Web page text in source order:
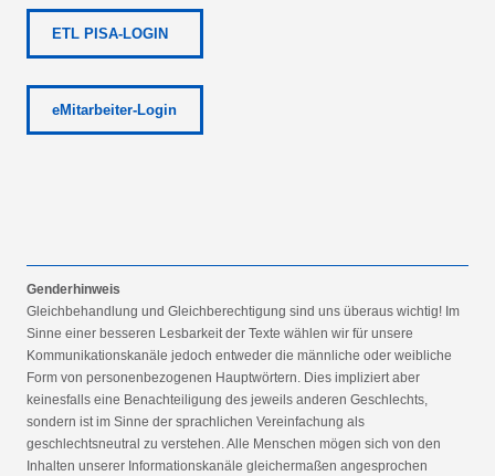
ETL PISA-LOGIN
eMitarbeiter-Login
Genderhinweis
Gleichbehandlung und Gleichberechtigung sind uns überaus wichtig! Im
Sinne einer besseren Lesbarkeit der Texte wählen wir für unsere
Kommunikationskanäle jedoch entweder die männliche oder weibliche
Form von personenbezogenen Hauptwörtern. Dies impliziert aber
keinesfalls eine Benachteiligung des jeweils anderen Geschlechts,
sondern ist im Sinne der sprachlichen Vereinfachung als
geschlechtsneutral zu verstehen. Alle Menschen mögen sich von den
Inhalten unserer Informationskanäle gleichermaßen angesprochen